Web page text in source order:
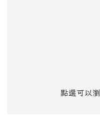
點選可以